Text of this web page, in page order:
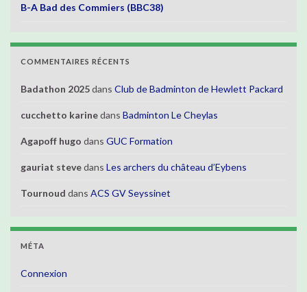
B-A Bad des Commiers (BBC38)
COMMENTAIRES RÉCENTS
Badathon 2025dans Club de Badminton de Hewlett Packard
cucchetto karinedans Badminton Le Cheylas
Agapoff hugo dans GUC Formation
gauriat stevedans Les archers du château d’Eybens
Tournoud dans ACS GV Seyssinet
MÉTA
Connexion